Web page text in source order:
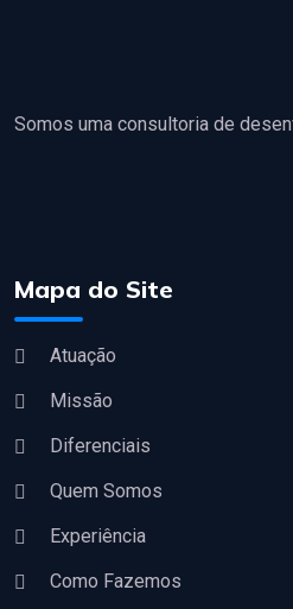
Somos uma consultoria de
Mapa do Site
Atuação
Missão
Diferenciais
Quem Somos
Experiência
Como Fazemos